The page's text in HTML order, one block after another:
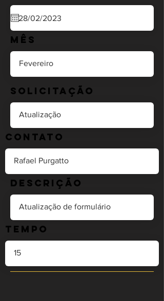
Mês
Solicitação
Contato
Descrição
Tempo